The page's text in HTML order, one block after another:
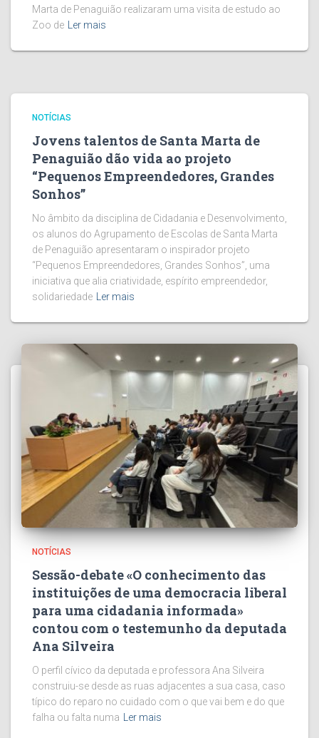
Marta de Penaguião realizaram uma visita de estudo ao
Zoo de Ler mais
NOTÍCIAS
Jovens talentos de Santa Marta de
Penaguião dão vida ao projeto
“Pequenos Empreendedores, Grandes
Sonhos”
No âmbito da disciplina de Cidadania e Desenvolvimento,
os alunos do Agrupamento de Escolas de Santa Marta
de Penaguião apresentaram o inspirador projeto
“Pequenos Empreendedores, Grandes Sonhos”, uma
iniciativa que alia criatividade, espírito empreendedor,
solidariedade Ler mais
NOTÍCIAS
Sessão-debate «O conhecimento das
instituições de uma democracia liberal
para uma cidadania informada»
contou com o testemunho da deputada
Ana Silveira
O perfil cívico da deputada e professora Ana Silveira
construiu-se desde as ruas adjacentes a sua casa, caso
típico do reparo no cuidado com o que vai bem e do que
falha ou falta numa Ler mais